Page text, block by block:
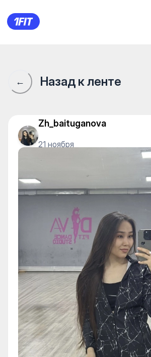
Сообщество 1Fit · 1Fit
← Назад к ленте
Zh_baituganova
21 ноября